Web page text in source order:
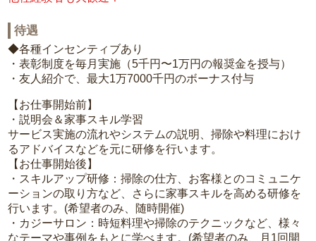
待遇
◆各種インセンティブあり
・表彰制度を毎月実施（5千円〜1万円の報奨金を授与）
・友人紹介で、最大1万7000千円のボーナス付与
【お仕事開始前】
・説明会＆家事スキル学習
サービス実施の流れやシステムの説明、掃除や料理におけ
るアドバイスなどを元に研修を行います。
【お仕事開始後】
・スキルアップ研修：掃除の仕方、お客様とのコミュニケ
ーションの取り方など、さらに家事スキルを高める研修を
行います。(希望者のみ、随時開催)
・カジーサロン：時短料理や掃除のテクニックなど、様々
なテーマや事例をもとに学べます。(希望者のみ、月1回開